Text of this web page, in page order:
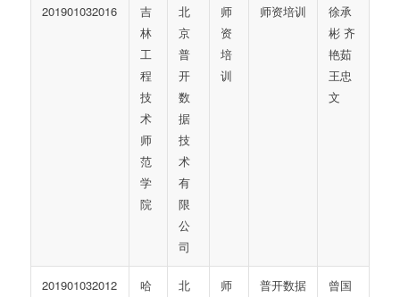
201901032016
吉
林
工
程
技
术
师
范
学
院
北
京
普
开
数
据
技
术
有
限
公
司
师
资
培
训
师资培训
徐承
彬 齐
艳茹
王忠
文
201901032012 哈 北 师 普开数据 曾国